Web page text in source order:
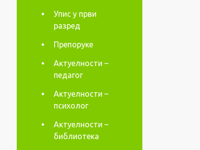
Упис у први
разред
Препоруке
Актуелности –
педагог
Актуелности –
психолог
Актуелности –
библиотека